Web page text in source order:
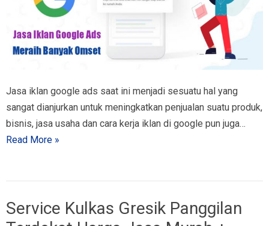
Jasa iklan google ads saat ini menjadi sesuatu hal yang
sangat dianjurkan untuk meningkatkan penjualan suatu produk,
bisnis, jasa usaha dan cara kerja iklan di google pun juga…
Read More »
Service Kulkas Gresik Panggilan